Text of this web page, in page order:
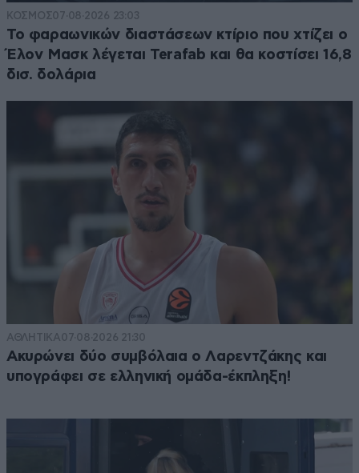
ΚΟΣΜΟΣ07·08·2026 23:03
Το φαραωνικών διαστάσεων κτίριο που χτίζει ο
Έλον Μασκ λέγεται Terafab και θα κοστίσει 16,8
δισ. δολάρια
ΑΘΛΗΤΙΚΑ07·08·2026 21:30
Ακυρώνει δύο συμβόλαια ο Λαρεντζάκης και
υπογράφει σε ελληνική ομάδα-έκπληξη!